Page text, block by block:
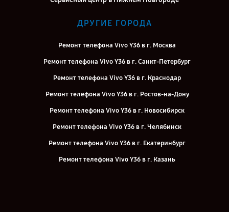
ДРУГИЕ ГОРОДА
Ремонт телефона Vivo Y36 в г. Москва
Ремонт телефона Vivo Y36 в г. Санкт-Петербург
Ремонт телефона Vivo Y36 в г. Краснодар
Ремонт телефона Vivo Y36 в г. Ростов-на-Дону
Ремонт телефона Vivo Y36 в г. Новосибирск
Ремонт телефона Vivo Y36 в г. Челябинск
Ремонт телефона Vivo Y36 в г. Екатеринбург
Ремонт телефона Vivo Y36 в г. Казань